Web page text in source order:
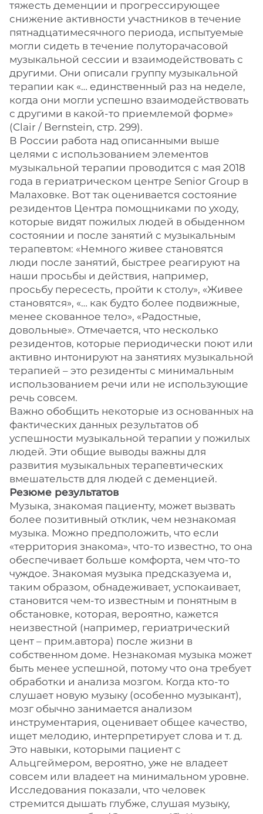
тяжесть деменции и прогрессирующее
снижение активности участников в течение
пятнадцатимесячного периода, испытуемые
могли сидеть в течение полуторачасовой
музыкальной сессии и взаимодействовать с
другими. Они описали группу музыкальной
терапии как «… единственный раз на неделе,
когда они могли успешно взаимодействовать
с другими в какой-то приемлемой форме»
(Clair / Bernstein, стр. 299).
В России работа над описанными выше
целями с использованием элементов
музыкальной терапии проводится с мая 2018
года в гериатрическом центре Senior Group в
Малаховке. Вот так оценивается состояние
резидентов Центра помощниками по уходу,
которые видят пожилых людей в обыденном
состоянии и после занятий с музыкальным
терапевтом: «Немного живее становятся
люди после занятий, быстрее реагируют на
наши просьбы и действия, например,
просьбу пересесть, пройти к столу», «Живее
становятся», «… как будто более подвижные,
менее скованное тело», «Радостные,
довольные». Отмечается, что несколько
резидентов, которые периодически поют или
активно интонируют на занятиях музыкальной
терапией – это резиденты с минимальным
использованием речи или не использующие
речь совсем.
Важно обобщить некоторые из основанных на
фактических данных результатов об
успешности музыкальной терапии у пожилых
людей. Эти общие выводы важны для
развития музыкальных терапевтических
вмешательств для людей с деменцией.
Резюме результатов
Музыка, знакомая пациенту, может вызвать
более позитивный отклик, чем незнакомая
музыка. Можно предположить, что если
«территория знакома», что-то известно, то она
обеспечивает больше комфорта, чем что-то
чуждое. Знакомая музыка предсказуема и,
таким образом, обнадеживает, успокаивает,
становится чем-то известным и понятным в
обстановке, которая, вероятно, кажется
неизвестной (например, гериатрический
цент – прим.автора) после жизни в
собственном доме. Незнакомая музыка может
быть менее успешной, потому что она требует
обработки и анализа мозгом. Когда кто-то
слушает новую музыку (особенно музыкант),
мозг обычно занимается анализом
инструментария, оценивает общее качество,
ищет мелодию, интерпретирует слова и т. д.
Это навыки, которыми пациент с
Альцгеймером, вероятно, уже не владеет
совсем или владеет на минимальном уровне.
Исследования показали, что человек
стремится дышать глубже, слушая музыку,